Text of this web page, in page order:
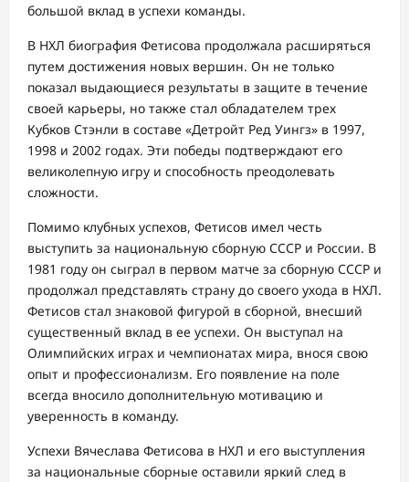
большой вклад в успехи команды.
В НХЛ биография Фетисова продолжала расширяться
путем достижения новых вершин. Он не только
показал выдающиеся результаты в защите в течение
своей карьеры, но также стал обладателем трех
Кубков Стэнли в составе «Детройт Ред Уингз» в 1997,
1998 и 2002 годах. Эти победы подтверждают его
великолепную игру и способность преодолевать
сложности.
Помимо клубных успехов, Фетисов имел честь
выступить за национальную сборную СССР и России. В
1981 году он сыграл в первом матче за сборную СССР и
продолжал представлять страну до своего ухода в НХЛ.
Фетисов стал знаковой фигурой в сборной, внесший
существенный вклад в ее успехи. Он выступал на
Олимпийских играх и чемпионатах мира, внося свою
опыт и профессионализм. Его появление на поле
всегда вносило дополнительную мотивацию и
уверенность в команду.
Успехи Вячеслава Фетисова в НХЛ и его выступления
за национальные сборные оставили яркий след в